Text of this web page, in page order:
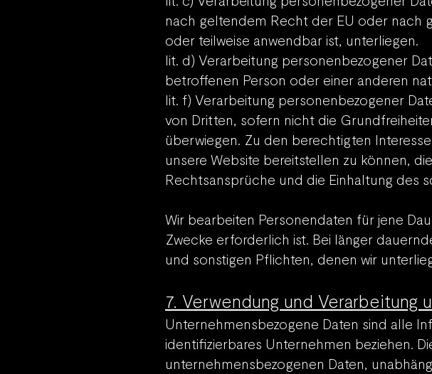
nach geltendem Recht der EU oder nach
oder teilweise anwendbar ist, unterliegen.
lit. d) Verarbeitung personenbezogener
betroffenen Person oder einer anderen
lit. f) Verarbeitung personenbezogener
von Dritten, sofern nicht die
überwiegen. Zu den berechtigten
unsere Website bereitstellen zu können,
Rechtsansprüche und die Einhaltung des
Wir bearbeiten Personendaten für jene
Zwecke erforderlich ist. Bei länger
und sonstigen Pflichten, denen wir
7. Verwendung und Verarbeitung
Unternehmensbezogene Daten sind alle
identifizierbares Unternehmen beziehen.
unternehmensbezogenen Daten, unabhäng